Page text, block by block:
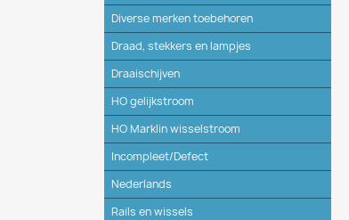
Diverse merken toebehoren
Draad, stekkers en lampjes
Draaischijven
HO gelijkstroom
HO Marklin wisselstroom
Incompleet/Defect
Nederlands
Rails en wissels